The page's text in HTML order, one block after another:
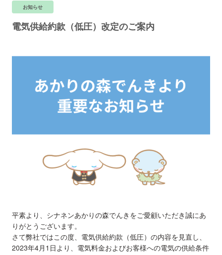
お知らせ
電気供給約款（低圧）改定のご案内
平素より、シナネンあかりの森でんきをご愛顧いただき誠にあ
りがとうございます。
さて弊社ではこの度、電気供給約款（低圧）の内容を見直し、
2023年4月1日より、電気料金およびお客様への電気の供給条件